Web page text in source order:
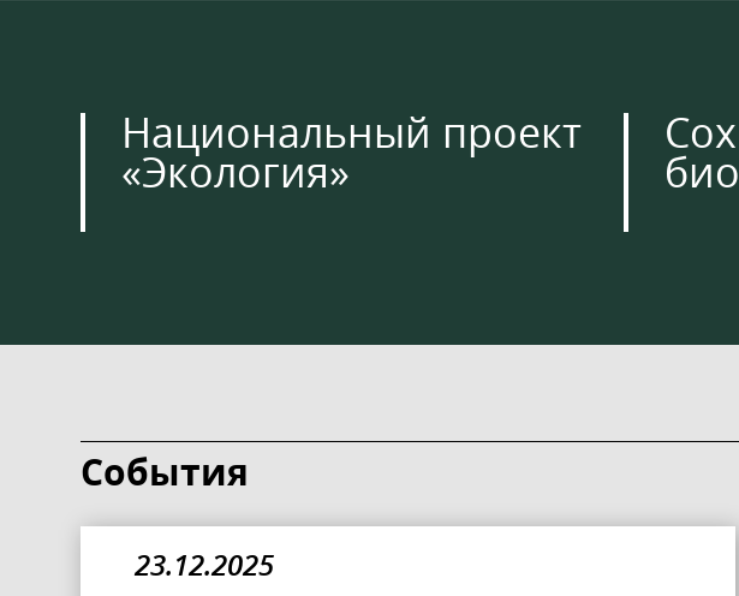
Национальный проект
«Экология»
События
23.12.2025